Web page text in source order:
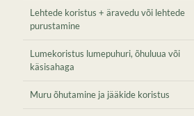
Lehtede koristus + äravedu või lehtede
purustamine
Lumekoristus lumepuhuri, õhuluua või
käsisahaga
Muru õhutamine ja jääkide koristus